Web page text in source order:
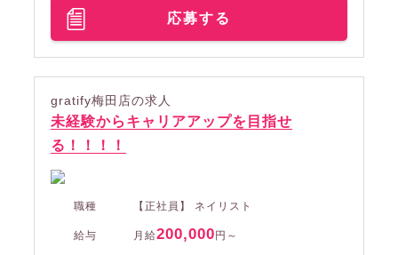
応募する
gratify梅田店の求人
未経験からキャリアアップを目指せ
る！！！！
職種 【正社員】 ネイリスト
給与 月給200,000 円～